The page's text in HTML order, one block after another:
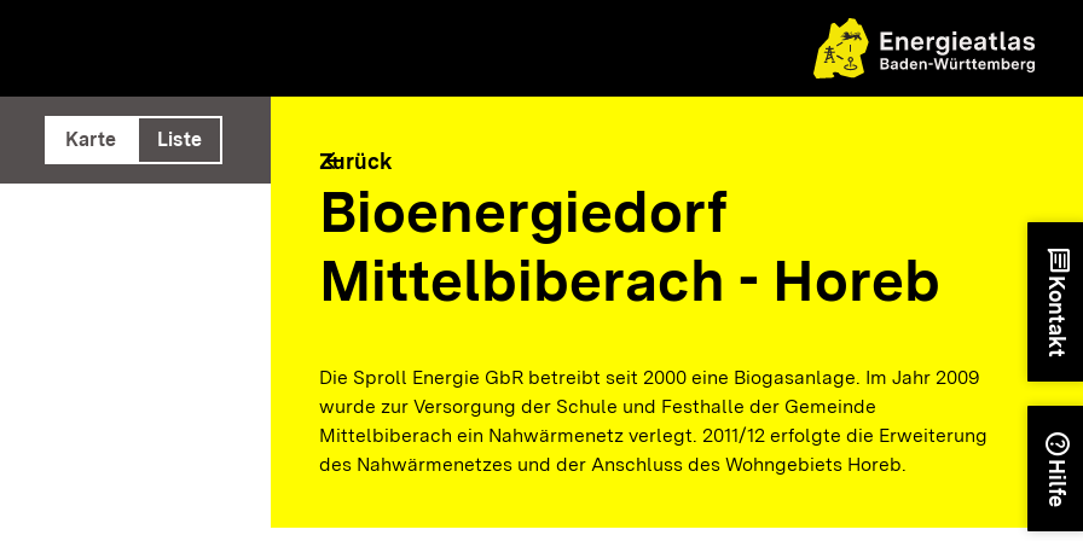
ausführen
Karte Liste
arrow_back
Zurück
Bioenergiedorf
Mittelbiberach - Horeb
Die Sproll Energie GbR betreibt seit 2000 eine Biogasanlage. Im Jahr 2009
wurde zur Versorgung der Schule und Festhalle der Gemeinde
Mittelbiberach ein Nahwärmenetz verlegt. 2011/12 erfolgte die Erweiterung
des Nahwärmenetzes und der Anschluss des Wohngebiets Horeb.
chat
Kontakt
help
Hilfe